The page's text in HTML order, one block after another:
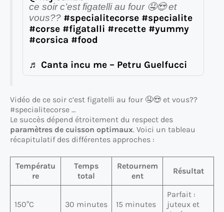
ce soir c’est figatelli au four 🤤😍 et
vous?? #specialitecorse #specialite
#corse #figatalli #recette #yummy
#corsica #food
♬ Canta incu me – Petru Guelfucci
Vidéo de ce soir c’est figatelli au four 🤤😍 et vous??
#specialitecorse …
Le succès dépend étroitement du respect des
paramètres de cuisson optimaux. Voici un tableau
récapitulatif des différentes approches :
Températu
re
Temps
total
Retournem
ent
Résultat
150°C 30 minutes 15 minutes
Parfait :
juteux et